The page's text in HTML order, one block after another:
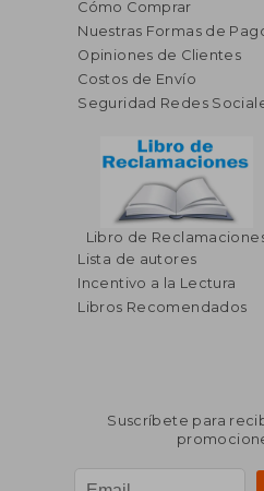
Cómo Comprar
Nuestras Formas de
Opiniones de Clientes
Costos de Envío
Seguridad Redes
Libro de
Lista de autores
Incentivo a la Lectura
Libros Recomendados
Suscríbete para